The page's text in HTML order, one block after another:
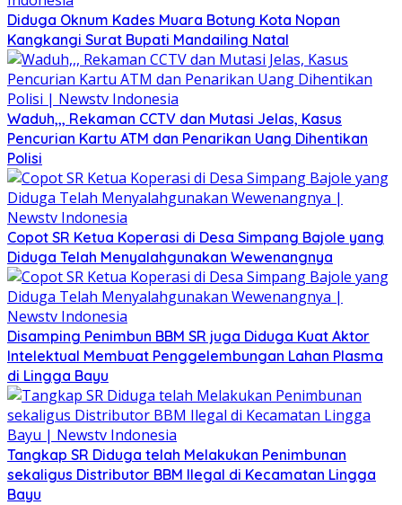
Diduga Oknum Kades Muara Botung Kota Nopan
Kangkangi Surat Bupati Mandailing Natal
Waduh,,, Rekaman CCTV dan Mutasi Jelas, Kasus
Pencurian Kartu ATM dan Penarikan Uang Dihentikan
Polisi
Copot SR Ketua Koperasi di Desa Simpang Bajole yang
Diduga Telah Menyalahgunakan Wewenangnya
Disamping Penimbun BBM SR juga Diduga Kuat Aktor
Intelektual Membuat Penggelembungan Lahan Plasma
di Lingga Bayu
Tangkap SR Diduga telah Melakukan Penimbunan
sekaligus Distributor BBM Ilegal di Kecamatan Lingga
Bayu